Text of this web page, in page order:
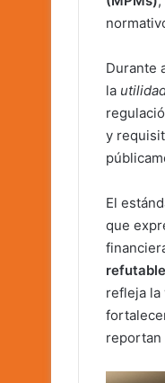
Durante
la
y
El
que
refleja la
reportan